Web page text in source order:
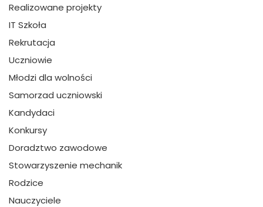
Realizowane projekty
IT Szkoła
Rekrutacja
Uczniowie
Młodzi dla wolności
Samorzad uczniowski
Kandydaci
Konkursy
Doradztwo zawodowe
Stowarzyszenie mechanik
Rodzice
Nauczyciele